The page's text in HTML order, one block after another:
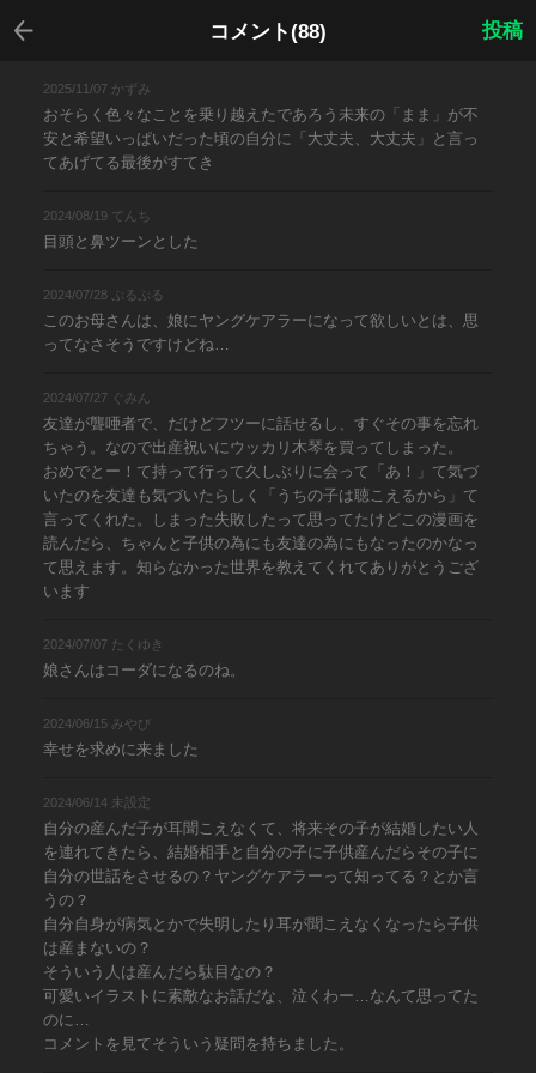
コメント(88)
戻る
投稿
2025/11/07 かずみ
おそらく色々なことを乗り越えたであろう未来の「まま」が不
安と希望いっぱいだった頃の自分に「大丈夫、大丈夫」と言っ
てあげてる最後がすてき
2024/08/19 てんち
目頭と鼻ツーンとした
2024/07/28 ぷるぷる
このお母さんは、娘にヤングケアラーになって欲しいとは、思
ってなさそうですけどね…
2024/07/27 ぐみん
友達が聾唖者で、だけどフツーに話せるし、すぐその事を忘れ
ちゃう。なので出産祝いにウッカリ木琴を買ってしまった。
おめでとー！て持って行って久しぶりに会って「あ！」て気づ
いたのを友達も気づいたらしく「うちの子は聴こえるから」て
言ってくれた。しまった失敗したって思ってたけどこの漫画を
読んだら、ちゃんと子供の為にも友達の為にもなったのかなっ
て思えます。知らなかった世界を教えてくれてありがとうござ
います
2024/07/07 たくゆき
娘さんはコーダになるのね。
2024/06/15 みやび
幸せを求めに来ました
2024/06/14 未設定
自分の産んだ子が耳聞こえなくて、将来その子が結婚したい人
を連れてきたら、結婚相手と自分の子に子供産んだらその子に
自分の世話をさせるの？ヤングケアラーって知ってる？とか言
うの？
自分自身が病気とかで失明したり耳が聞こえなくなったら子供
は産まないの？
そういう人は産んだら駄目なの？
可愛いイラストに素敵なお話だな、泣くわー…なんて思ってた
のに…
コメントを見てそういう疑問を持ちました。